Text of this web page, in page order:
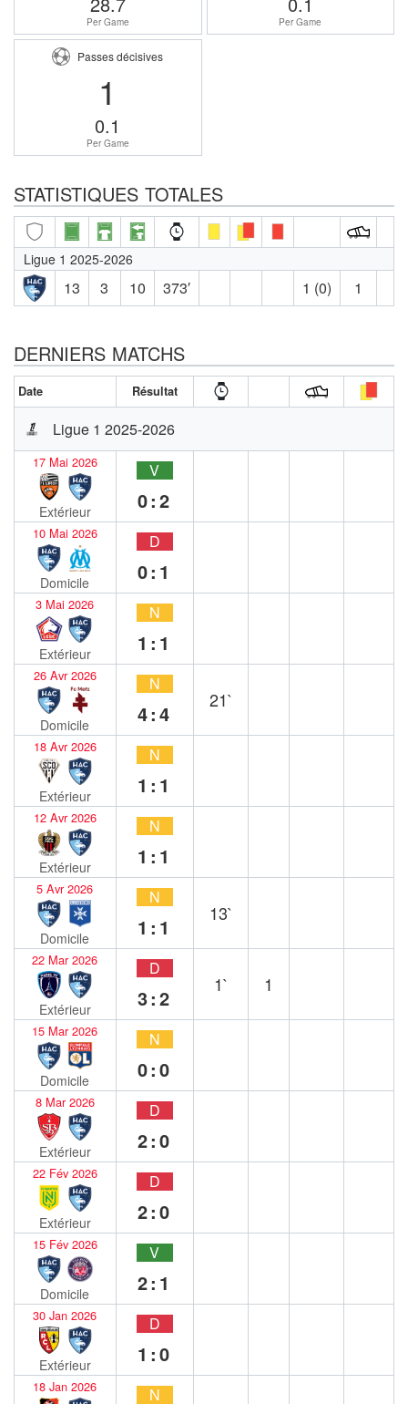
Per Game Per Game
Passes décisives
1
0.1
Per Game
STATISTIQUES TOTALES
Ligue 1 2025-2026
13 3 10 373′ 1 (0) 1
DERNIERS MATCHS
Date Résultat
Ligue 1 2025-2026
17 Mai 2026
Extérieur
V
0:2
10 Mai 2026
Domicile
D
0:1
3 Mai 2026
Extérieur
N
1:1
26 Avr 2026
Domicile
N
4:4
21`
18 Avr 2026
Extérieur
N
1:1
12 Avr 2026
Extérieur
N
1:1
5 Avr 2026
Domicile
N
1:1
13`
22 Mar 2026
Extérieur
D
3:2
1` 1
15 Mar 2026
Domicile
N
0:0
8 Mar 2026
Extérieur
D
2:0
22 Fév 2026
Extérieur
D
2:0
15 Fév 2026
Domicile
V
2:1
30 Jan 2026
Extérieur
D
1:0
18 Jan 2026 N